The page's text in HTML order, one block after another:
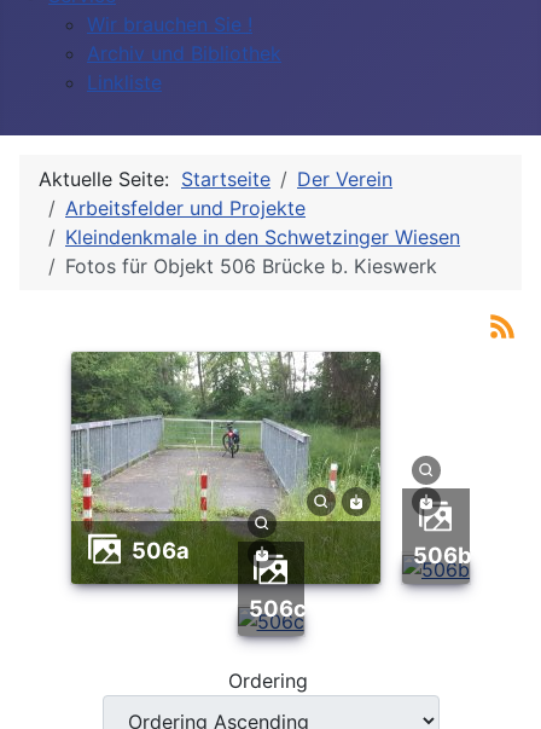
Wir brauchen Sie !
Archiv und Bibliothek
Linkliste
Aktuelle Seite: Startseite
Der Verein
Arbeitsfelder und Projekte
Kleindenkmale in den Schwetzinger Wiesen
Fotos für Objekt 506 Brücke b. Kieswerk
506a
506b
506c
Ordering